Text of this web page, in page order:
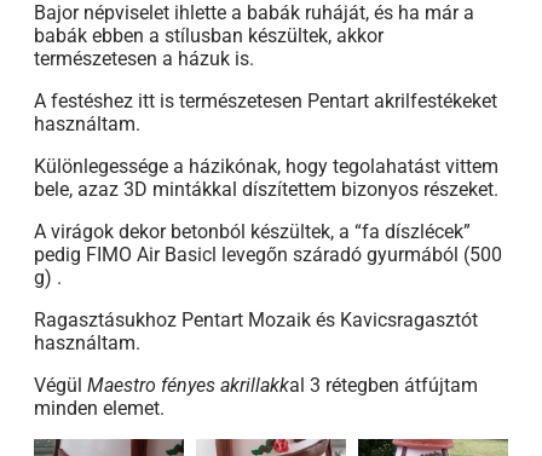
Bajor népviselet ihlette a babák ruháját, és ha már a
babák ebben a stílusban készültek, akkor
természetesen a házuk is.
A festéshez itt is természetesen Pentart akrilfestékeket
használtam.
Különlegessége a házikónak, hogy tegolahatást vittem
bele, azaz 3D mintákkal díszítettem bizonyos részeket.
A virágok dekor betonból készültek, a “fa díszlécek”
pedig FIMO Air Basicl levegőn száradó gyurmából (500
g) .
Ragasztásukhoz Pentart Mozaik és Kavicsragasztót
használtam.
Végül Maestro fényes akrillakkal 3 rétegben átfújtam
minden elemet.